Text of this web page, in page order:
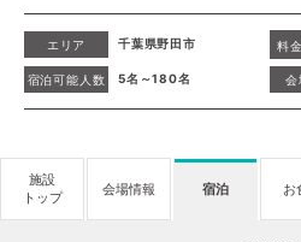
エリア 千葉県野田市 料
宿泊可能人数 5名～180名 会
施設
トップ
会場情報 宿泊 お